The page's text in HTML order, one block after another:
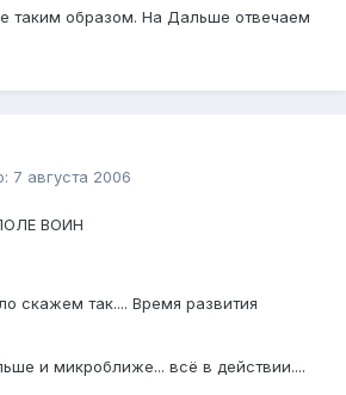
таким образом. На Дальше отвечаем
7 августа 2006
ВОИН
скажем так.... Время развития
и микроближе... всё в действии....